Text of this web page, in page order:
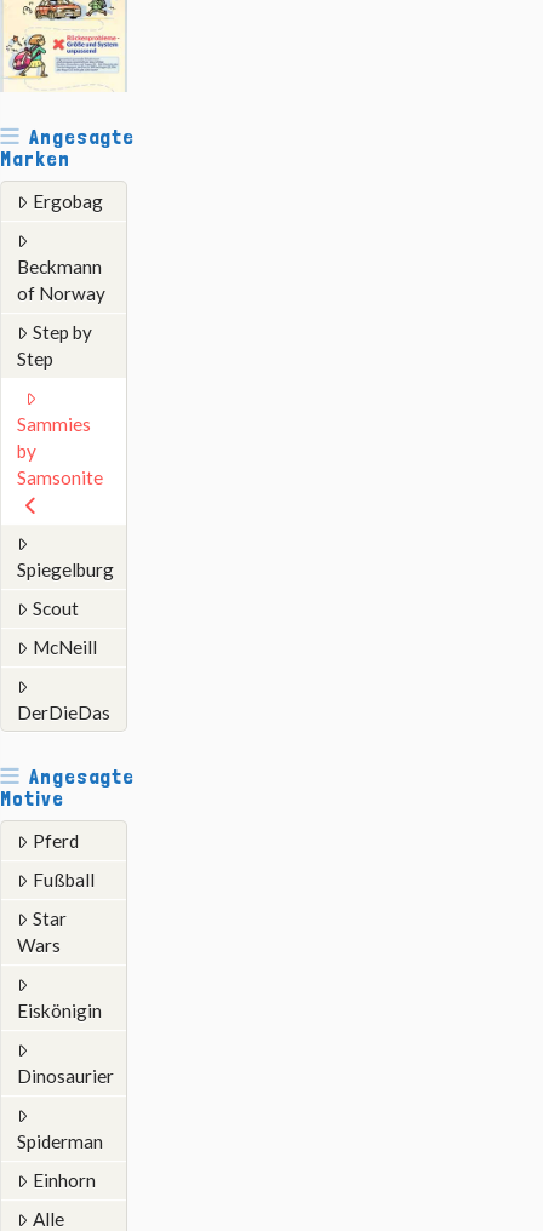
Angesagte
Marken
Ergobag
Beckmann
of Norway
Step by
Step
Sammies
by
Samsonite
Spiegelburg
Scout
McNeill
DerDieDas
Angesagte
Motive
Pferd
Fußball
Star
Wars
Eiskönigin
Dinosaurier
Spiderman
Einhorn
Alle